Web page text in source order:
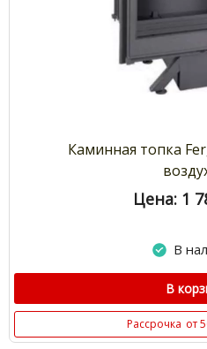
Каминная топка
Цена: 1
В
В
Рассрочка от